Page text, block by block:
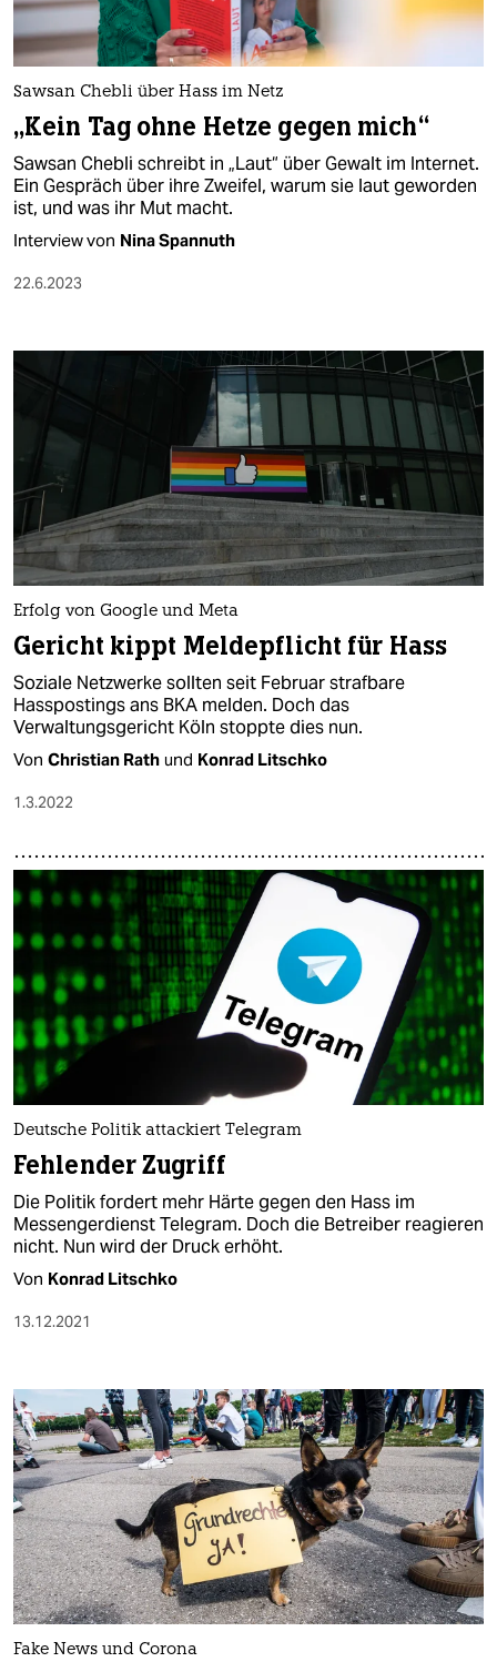
nord
wahrheit
verlag
verlag
veranstaltungen
shop
unterstützen
genossenschaft
epaper login
Sawsan Chebli über Hass im Netz
„Kein Tag ohne Hetze gegen mich“
Sawsan Chebli schreibt in „Laut“ über Gewalt im Internet.
Ein Gespräch über ihre Zweifel, warum sie laut geworden
ist, und was ihr Mut macht.
Interview von Nina Spannuth
22.6.2023
Erfolg von Google und Meta
Gericht kippt Meldepflicht für Hass
Soziale Netzwerke sollten seit Februar strafbare
Hasspostings ans BKA melden. Doch das
Verwaltungsgericht Köln stoppte dies nun.
Von Christian Rath und Konrad Litschko
1.3.2022
Deutsche Politik attackiert Telegram
Fehlender Zugriff
Die Politik fordert mehr Härte gegen den Hass im
Messengerdienst Telegram. Doch die Betreiber reagieren
nicht. Nun wird der Druck erhöht.
Von Konrad Litschko
13.12.2021
Fake News und Corona